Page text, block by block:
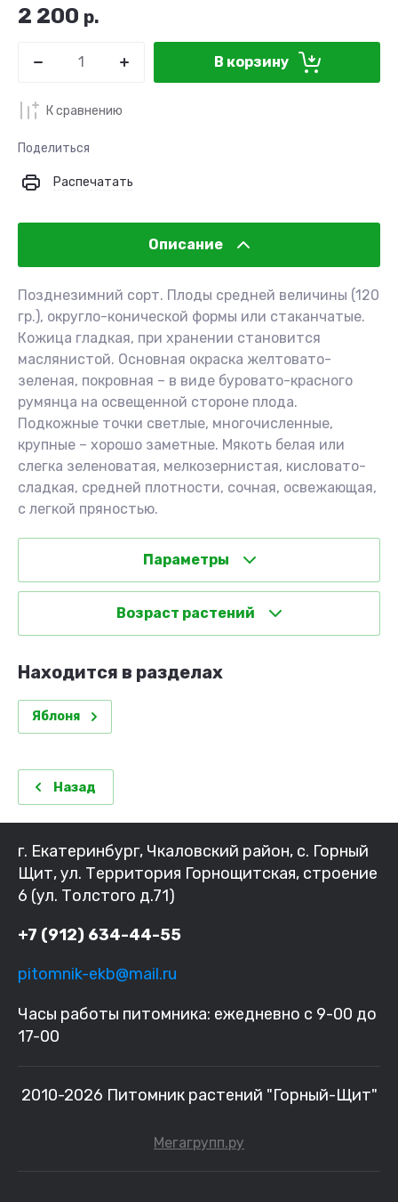
2 200 р.
В корзину
К сравнению
Поделиться
Распечатать
Описание
Позднезимний сорт. Плоды средней величины (120
гр.), округло-конической формы или стаканчатые.
Кожица гладкая, при хранении становится
маслянистой. Основная окраска желтовато-
зеленая, покровная – в виде буровато-красного
румянца на освещен­ной стороне плода.
Подкожные точки светлые, многочисленные,
крупные – хорошо заметные. Мякоть белая или
слегка зеленоватая, мелкозернистая, кисловато-
сладкая, средней плотности, сочная, освежающая,
с легкой пряностью.
Параметры
Возраст растений
Находится в разделах
Яблоня
Назад
г. Екатеринбург, Чкаловский район, с. Горный
Щит, ул. Территория Горнощитская, строение
6 (ул. Толстого д.71)
+7 (912) 634-44-55
pitomnik-ekb@mail.ru
Часы работы питомника: ежедневно с 9-00 до
17-00
2010-2026 Питомник растений "Горный-Щит"
Мегагрупп.ру